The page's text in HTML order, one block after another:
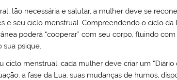
tão necessária e salutar, a mulher deve se
e seu ciclo menstrual. Compreendendo o ciclo da
poderá “cooperar” com seu corpo, fluindo com
sua psique.
menstrual, cada mulher deve criar um “Diário
a fase da Lua, suas mudanças de humos,